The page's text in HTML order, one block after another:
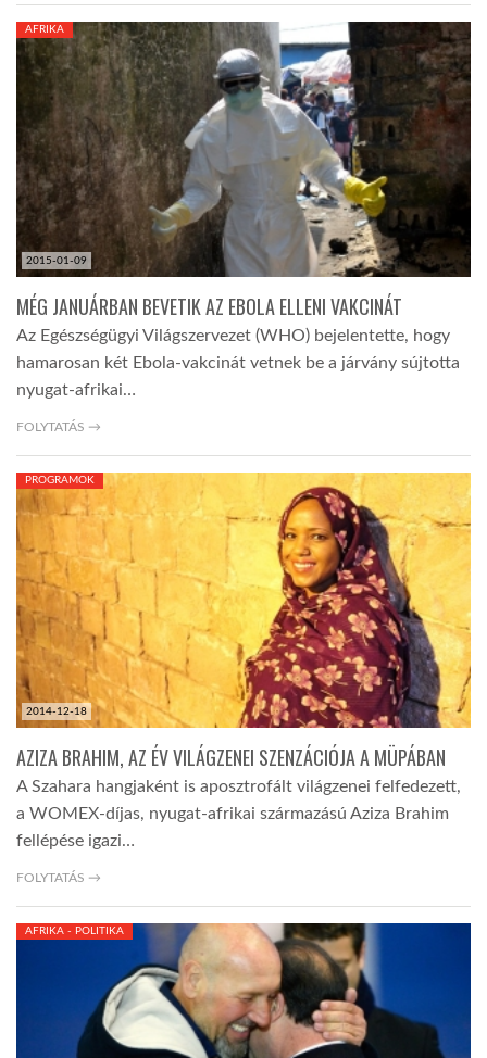
2015-01-09
AFRIKA
MÉG JANUÁRBAN BEVETIK AZ EBOLA ELLENI VAKCINÁT
Az Egészségügyi Világszervezet (WHO) bejelentette, hogy
hamarosan két Ebola-vakcinát vetnek be a járvány sújtotta
nyugat-afrikai…
FOLYTATÁS →
2014-12-18
PROGRAMOK
AZIZA BRAHIM, AZ ÉV VILÁGZENEI SZENZÁCIÓJA A MÜPÁBAN
A Szahara hangjaként is aposztrofált világzenei felfedezett,
a WOMEX-díjas, nyugat-afrikai származású Aziza Brahim
fellépése igazi…
FOLYTATÁS →
AFRIKA - POLITIKA